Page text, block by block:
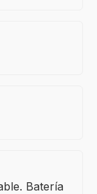
Batería